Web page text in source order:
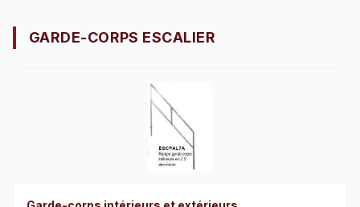
GARDE-CORPS ESCALIER